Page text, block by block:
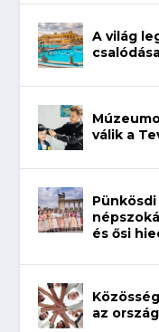
A világ
válik a
és ősi
az